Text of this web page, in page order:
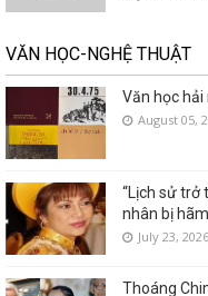
VĂN HỌC-NGHỆ THUẬT
Văn học
August 05,
“Lịch sử trở
nhân bị
July 23, 2026
Thoáng